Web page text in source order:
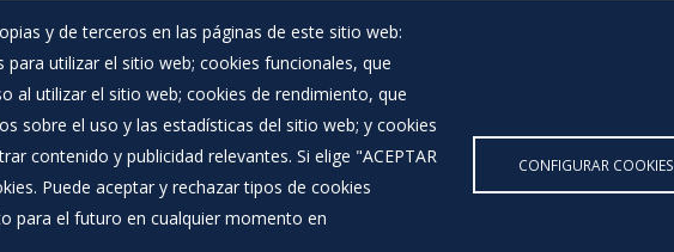
y de terceros en las páginas de este sitio web:
para utilizar el sitio web; cookies funcionales, que
al utilizar el sitio web; cookies de rendimiento, que
sobre el uso y las estadísticas del sitio web; y cookies
contenido y publicidad relevantes. Si elige "ACEPTAR
Puede aceptar y rechazar tipos de cookies
para el futuro en cualquier momento en
CONFIGURAR COOKIES
de Haza
Corporación Municipal
Teléfonos de interés